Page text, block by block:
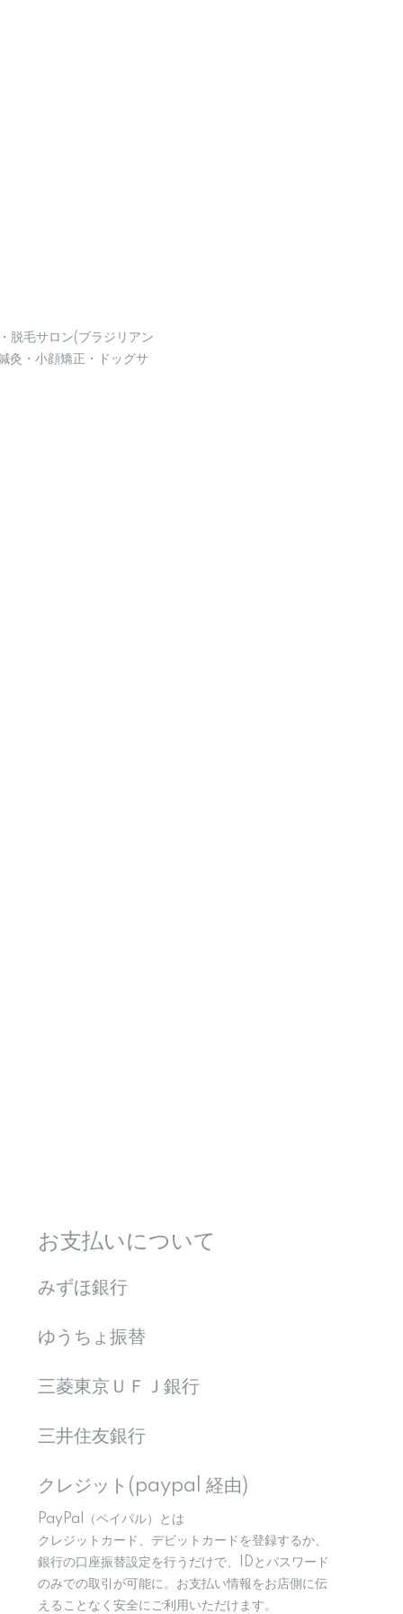
脱毛サロン(ブラジリアン
灸・小顔矯正・ドッグサ
お支払いについて
みずほ銀行
ゆうちょ振替
三菱東京ＵＦＪ銀行
三井住友銀行
クレジット(paypal 経由)
PayPal（ペイパル）とは
クレジットカード、デビットカードを登録するか、
銀行の口座振替設定を行うだけで、IDとパスワード
のみでの取引が可能に。お支払い情報をお店側に伝
えることなく安全にご利用いただけます。